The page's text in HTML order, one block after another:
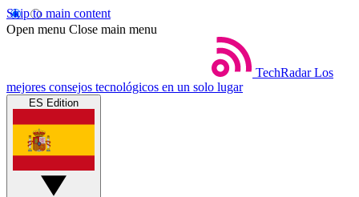
Skip to main content
Open menu Close main menu
TechRadar Los
mejores consejos tecnológicos en un solo lugar
ES Edition